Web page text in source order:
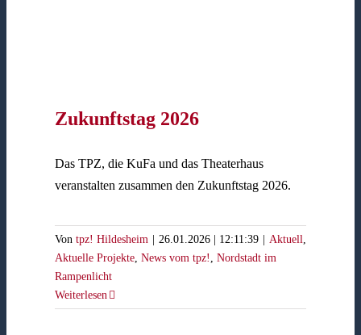
Zukunftstag 2026
Das TPZ, die KuFa und das Theaterhaus
veranstalten zusammen den Zukunftstag 2026.
Von tpz! Hildesheim | 26.01.2026 | 12:11:39 | Aktuell
Aktuelle Projekte, News vom tpz!
Nordstadt im
Rampenlicht
Weiterlesen